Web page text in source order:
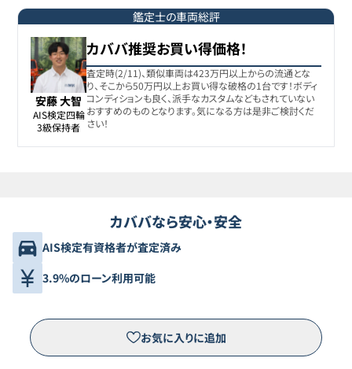
鑑定士の車両総評
安藤 大智
AIS検定四輪
3級保持者
カババ推奨お買い得価格！
査定時(2/11)、類似車両は423万円以上からの流通とな
り、そこから50万円以上お買い得な破格の1台です！ボディ
コンディションも良く、派手なカスタムなどもされていない
おすすめのものとなります。気になる方は是非ご検討くだ
さい！
カババなら安心・安全
AIS検定有資格者が査定済み
3.9%のローン利用可能
お気に入りに追加